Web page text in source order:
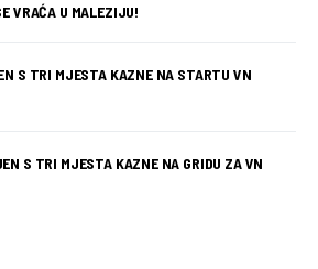
VRAĆA U MALEZIJU!
S TRI MJESTA KAZNE NA STARTU VN
S TRI MJESTA KAZNE NA GRIDU ZA VN